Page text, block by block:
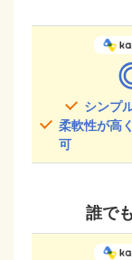
シンプ
柔軟性が高
可
誰で